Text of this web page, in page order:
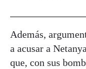
Además,
a acusar a
que, con sus